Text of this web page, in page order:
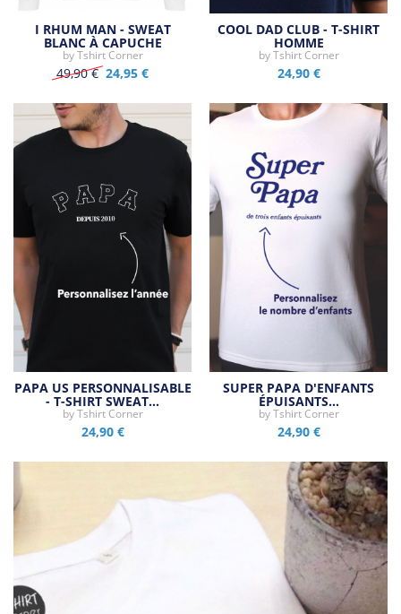
I RHUM MAN - SWEAT
BLANC À CAPUCHE
byTshirt Corner
49,90 € 24,95 €
COOL DAD CLUB - T-SHIRT
HOMME
byTshirt Corner
24,90 €
PAPA US PERSONNALISABLE
- T-SHIRT SWEAT…
byTshirt Corner
24,90 €
SUPER PAPA D'ENFANTS
ÉPUISANTS…
byTshirt Corner
24,90 €